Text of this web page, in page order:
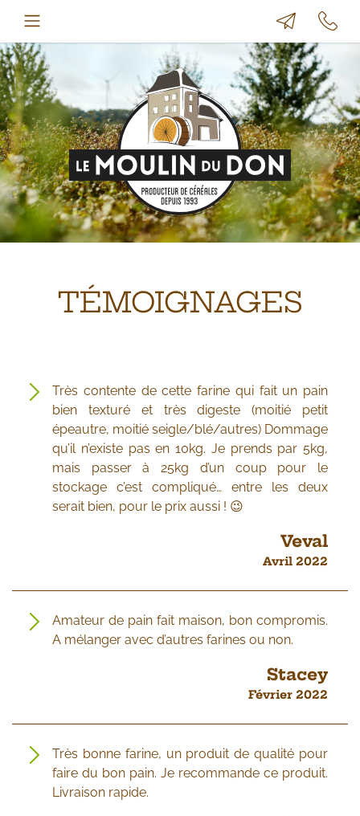
TÉMOIGNAGES
Très contente de cette farine qui fait un pain
bien texturé et très digeste (moitié petit
épeautre, moitié seigle/blé/autres) Dommage
qu’il n’existe pas en 10kg. Je prends par 5kg,
mais passer à 25kg d’un coup pour le
stockage c’est compliqué… entre les deux
serait bien, pour le prix aussi ! 😉
Veval
Avril 2022
Amateur de pain fait maison, bon compromis.
A mélanger avec d’autres farines ou non.
Stacey
Février 2022
Très bonne farine, un produit de qualité pour
faire du bon pain. Je recommande ce produit.
Livraison rapide.